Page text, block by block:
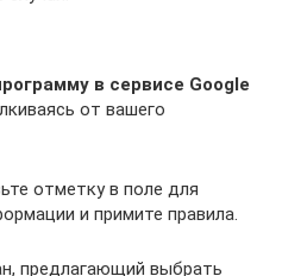
в сервисе Google
от вашего
отметку в поле для
и примите правила.
предлагающий выбрать